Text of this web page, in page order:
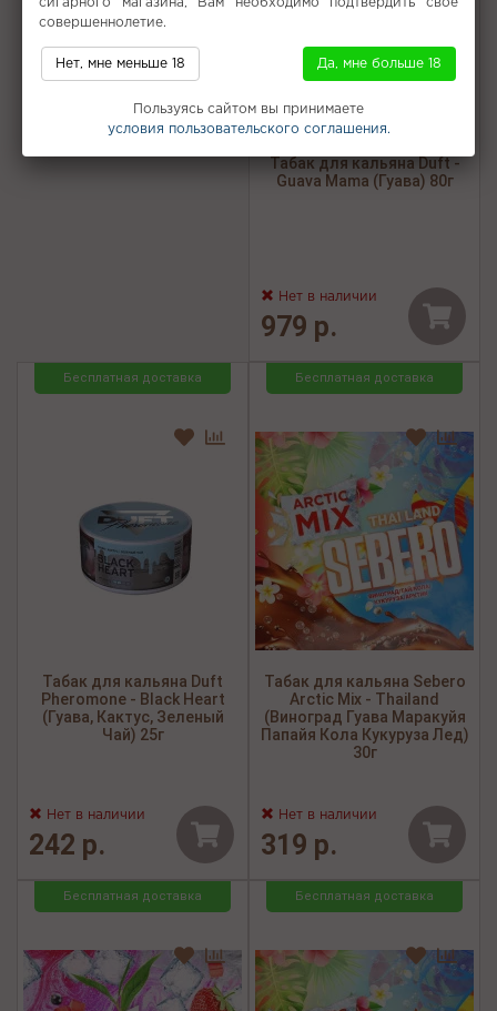
Табак для кальяна Duft -
Guava Mama (Гуава) 80г
Нет в наличии
979 р.
Бесплатная доставка
Табак для кальяна Duft
Pheromone - Black Heart
(Гуава, Кактус, Зеленый
Чай) 25г
Нет в наличии
242 р.
Бесплатная доставка
Табак для кальяна Sebero
Arctic Mix - Thailand
(Виноград Гуава Маракуйя
Папайя Кола Кукуруза Лед)
30г
Нет в наличии
319 р.
Бесплатная доставка Бесплатная доставка
сигарного магазина, Вам необходимо подтвердить свое
совершеннолетие.
Нет, мне меньше 18 Да, мне больше 18
Пользуясь сайтом вы принимаете
условия пользовательского соглашения.